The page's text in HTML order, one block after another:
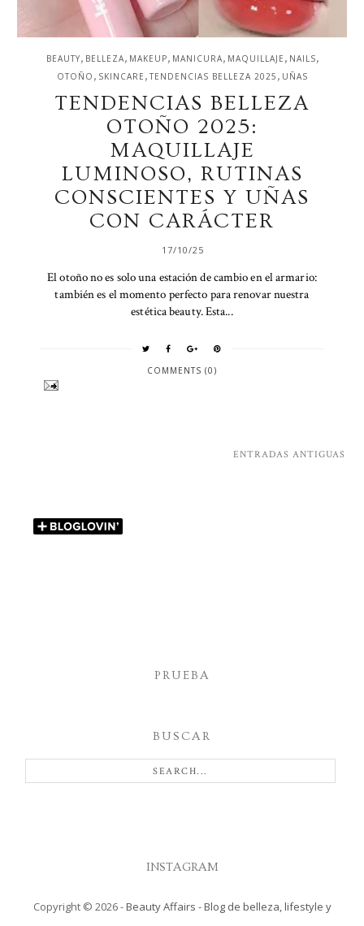
BEAUTY, BELLEZA, MAKEUP, MANICURA, MAQUILLAJE , NAILS,
OTOÑO , SKINCARE , TENDENCIAS BELLEZA 2025 , UÑAS
TENDENCIAS BELLEZA
OTOÑO 2025:
MAQUILLAJE
LUMINOSO, RUTINAS
CONSCIENTES Y UÑAS
CON CARÁCTER
17/10/25
El otoño no es solo una estación de cambio en el armario:
también es el momento perfecto para renovar nuestra
estética beauty. Esta...
COMMENTS (0)
ENTRADAS ANTIGUAS
PRUEBA
BUSCAR
INSTAGRAM
Copyright © 2026-Beauty Affairs - Blog de belleza, lifestyle y